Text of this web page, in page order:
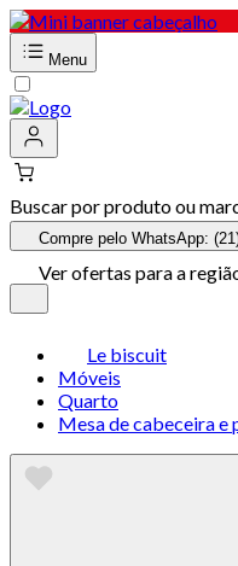
Menu
Buscar por produto ou
Compre pelo WhatsApp:
Ver ofertas para a
Le biscuit
Móveis
Quarto
Mesa de cabeceira e